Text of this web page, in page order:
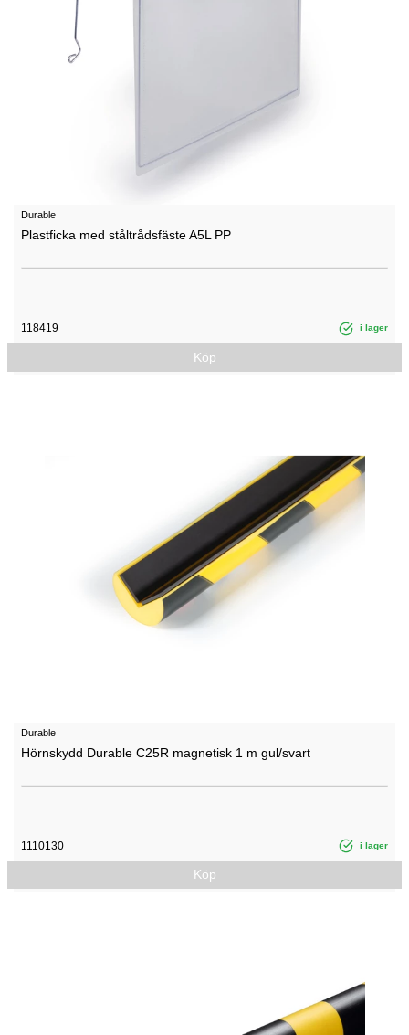
Durable
Plastficka med ståltrådsfäste A5L PP
118419 i lager
Köp
Durable
Hörnskydd Durable C25R magnetisk 1 m gul/svart
1110130 i lager
Köp